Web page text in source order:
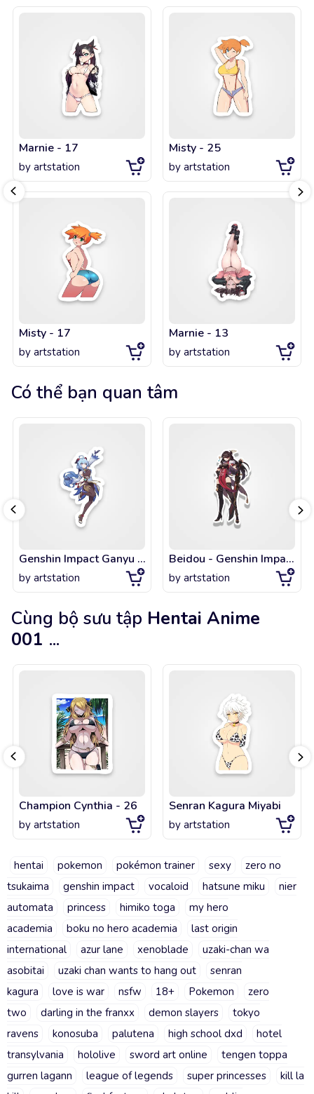
Marnie - 17
by artstation
Misty - 17
by artstation
Misty - 25
by artstation
Marnie - 13
by artstation
Có thể bạn quan tâm
Genshin Impact Ganyu - 2
by artstation
Beidou - Genshin Impact
by artstation
Cùng bộ sưu tập Hentai Anime
001 ...
Champion Cynthia - 26
by artstation
Senran Kagura Miyabi
by artstation
hentai pokemon pokémon trainer sexy
zero no
tsukaima
genshin impact vocaloid hatsune miku
nier
automata
princess himiko toga
my hero
academia
boku no hero academia
last origin
international
azur lane xenoblade
uzaki-chan wa
asobitai
uzaki chan wants to hang out
senran
kagura
love is war nsfw 18+ Pokemon
zero
two
darling in the franxx demon slayers
tokyo
ravens
konosuba palutena high school dxd
hotel
transylvania
hololive sword art online
tengen toppa
gurren lagann
league of legends super princesses
kill la